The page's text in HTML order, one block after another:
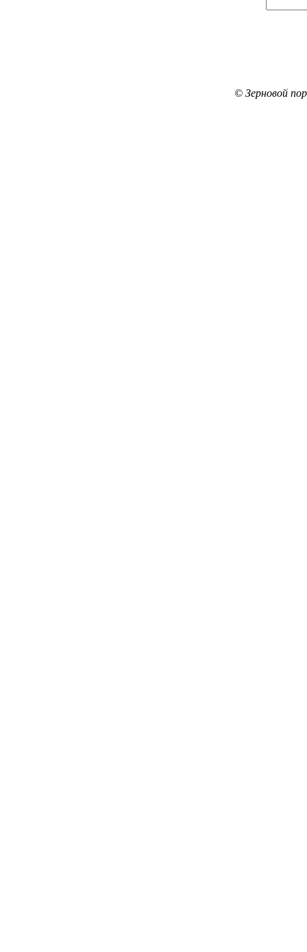
© Зерновой